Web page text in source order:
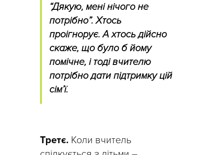
“Дякую, мені нічого не
потрібно”. Хтось
проігнорує. А хтось дійсно
скаже, що було б йому
помічне, і тоді вчителю
потрібно дати підтримку цій
сім’ї.
Третє. Коли вчитель